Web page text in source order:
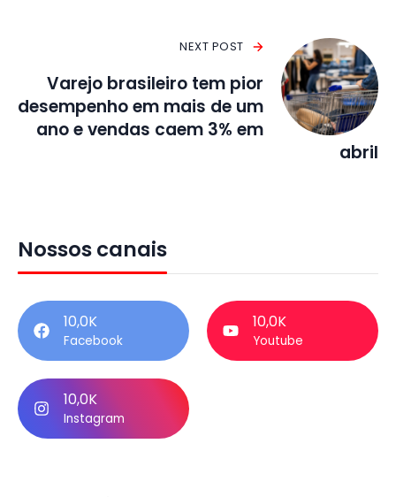
NEXT POST
Varejo brasileiro tem pior
desempenho em mais de um
ano e vendas caem 3% em
abril
Nossos canais
10,0K
Facebook
10,0K
Youtube
10,0K
Instagram